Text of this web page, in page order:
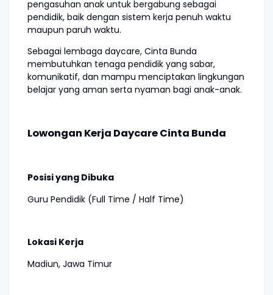
pengasuhan anak untuk bergabung sebagai
pendidik, baik dengan sistem kerja penuh waktu
maupun paruh waktu.
Sebagai lembaga daycare, Cinta Bunda
membutuhkan tenaga pendidik yang sabar,
komunikatif, dan mampu menciptakan lingkungan
belajar yang aman serta nyaman bagi anak-anak.
Lowongan Kerja Daycare Cinta Bunda
Posisi yang Dibuka
Guru Pendidik (Full Time / Half Time)
Lokasi Kerja
Madiun, Jawa Timur